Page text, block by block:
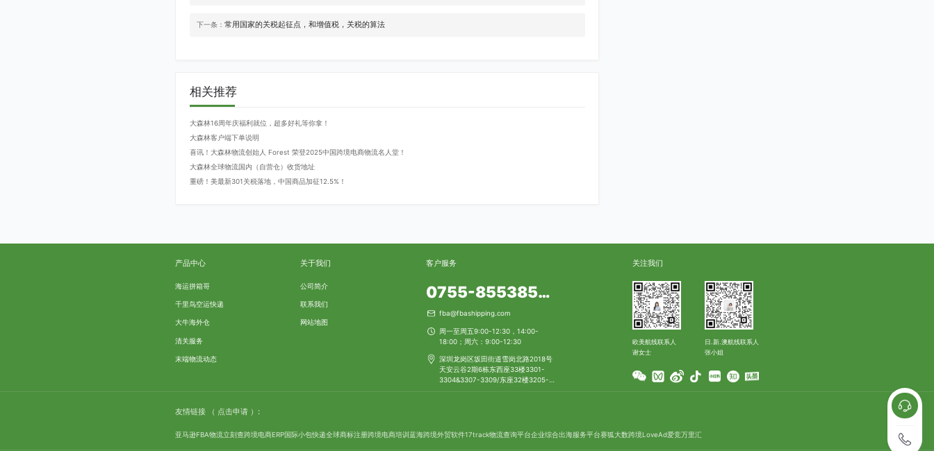
下一条：常用国家的关税起征点，和增值税，关税的算法
相关推荐
大森林16周年庆福利就位，超多好礼等你拿！
大森林客户端下单说明
喜讯！大森林物流创始人 Forest 荣登2025中国跨境电商物流名人堂！
大森林全球物流国内（自营仓）收货地址
重磅！美最新301关税落地，中国商品加征12.5%！
产品中心
海运拼箱哥
千里鸟空运快递
大牛海外仓
清关服务
末端物流动态
关于我们
公司简介
联系我们
网站地图
客户服务
0755-85538553
fba@fbashipping.com
周一至周五9:00-12:30，14:00-
18:00；周六：9:00-12:30
深圳龙岗区坂田街道雪岗北路2018号
天安云谷2期6栋东西座33楼3301-
3304&3307-3309/东座32楼3205-
关注我们
欧美航线联系人
谢女士
日.新.澳航线联系人
张小姐
友情链接 （ 点击申请 ）:
亚马逊FBA物流立刻查跨境电商ERP国际小包快递全球商标注册跨境电商培训 蓝海跨境外贸软件17track物流查询平台企业综合出海服务平台赛狐大数跨境LoveAd爱竞万里汇